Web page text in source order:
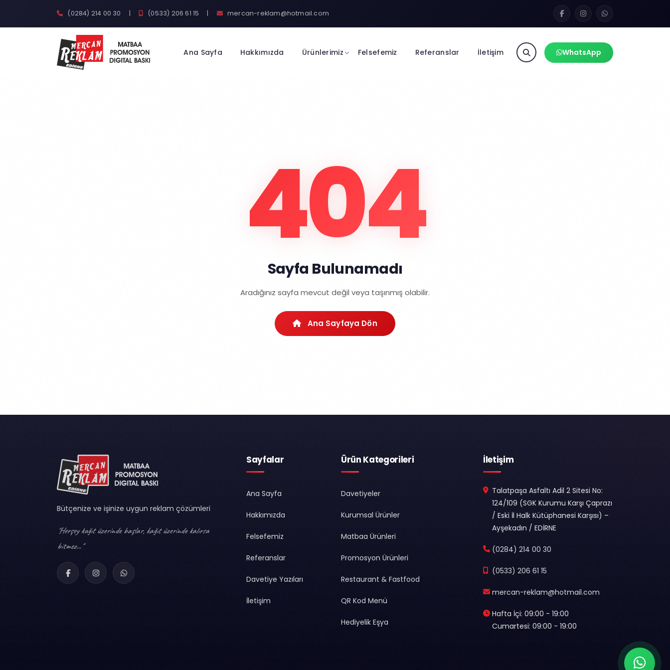
(0284) 214 00 30 | (0533) 206 61 15 | mercan-reklam@hotmail.com
Ana Sayfa Hakkımızda Ürünlerimiz Felsefemiz Referanslar İletişim WhatsApp
404
Sayfa Bulunamadı
Aradığınız sayfa mevcut değil veya taşınmış olabilir.
Ana Sayfaya Dön
Bütçenize ve işinize uygun reklam çözümleri
"Herşey kağıt üzerinde başlar, kağıt üzerinde kalırsa
bitmez..."
Sayfalar
Ana Sayfa
Hakkımızda
Felsefemiz
Referanslar
Davetiye Yazıları
İletişim
Ürün Kategorileri
Davetiyeler
Kurumsal Ürünler
Matbaa Ürünleri
Promosyon Ürünleri
Restaurant & Fastfood
QR Kod Menü
Hediyelik Eşya
İletişim
Talatpaşa Asfaltı Adil 2 Sitesi No:
124/109 (SGK Kurumu Karşı Çaprazı
/ Eski İl Halk Kütüphanesi Karşısı) –
Ayşekadın / EDİRNE
(0284) 214 00 30
(0533) 206 61 15
mercan-reklam@hotmail.com
Hafta İçi: 09:00 - 19:00
Cumartesi: 09:00 - 19:00